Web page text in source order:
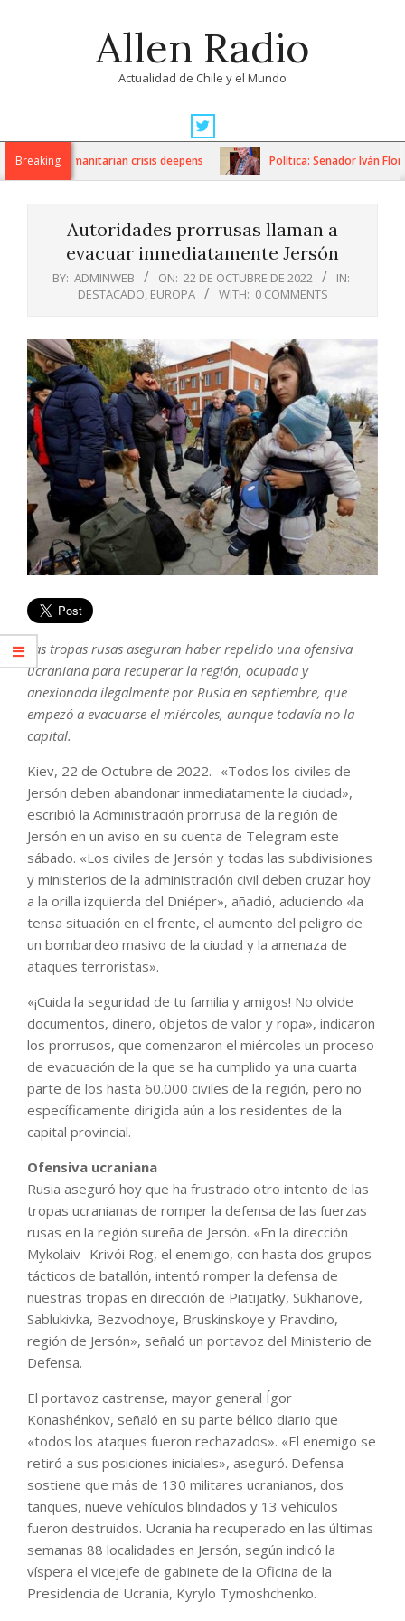
Allen Radio
Actualidad de Chile y el Mundo
Navigation
MenuBreaking
as humanitarian crisis deepens Política: Senador Iván
Autoridades prorrusas llaman a
evacuar inmediatamente Jersón
BY: ADMINWEB ON: 22 DE OCTUBRE DE 2022
IN:
DESTACADO, EUROPA WITH: 0 COMMENTS
Las tropas rusas aseguran haber repelido una ofensiva
ucraniana para recuperar la región, ocupada y
anexionada ilegalmente por Rusia en septiembre, que
empezó a evacuarse el miércoles, aunque todavía no la
capital.
Kiev, 22 de Octubre de 2022.- «Todos los civiles de
Jersón deben abandonar inmediatamente la ciudad»,
escribió la Administración prorrusa de la región de
Jersón en un aviso en su cuenta de Telegram este
sábado. «Los civiles de Jersón y todas las subdivisiones
y ministerios de la administración civil deben cruzar hoy
a la orilla izquierda del Dniéper», añadió, aduciendo «la
tensa situación en el frente, el aumento del peligro de
un bombardeo masivo de la ciudad y la amenaza de
ataques terroristas».
«¡Cuida la seguridad de tu familia y amigos! No olvide
documentos, dinero, objetos de valor y ropa», indicaron
los prorrusos, que comenzaron el miércoles un proceso
de evacuación de la que se ha cumplido ya una cuarta
parte de los hasta 60.000 civiles de la región, pero no
específicamente dirigida aún a los residentes de la
capital provincial.
Ofensiva ucraniana
Rusia aseguró hoy que ha frustrado otro intento de las
tropas ucranianas de romper la defensa de las fuerzas
rusas en la región sureña de Jersón. «En la dirección
Mykolaiv- Krivói Rog, el enemigo, con hasta dos grupos
tácticos de batallón, intentó romper la defensa de
nuestras tropas en dirección de Piatijatky, Sukhanove,
Sablukivka, Bezvodnoye, Bruskinskoye y Pravdino,
región de Jersón», señaló un portavoz del Ministerio de
Defensa.
El portavoz castrense, mayor general Ígor
Konashénkov, señaló en su parte bélico diario que
«todos los ataques fueron rechazados». «El enemigo se
retiró a sus posiciones iniciales», aseguró. Defensa
sostiene que más de 130 militares ucranianos, dos
tanques, nueve vehículos blindados y 13 vehículos
fueron destruidos. Ucrania ha recuperado en las últimas
semanas 88 localidades en Jersón, según indicó la
víspera el vicejefe de gabinete de la Oficina de la
Presidencia de Ucrania, Kyrylo Tymoshchenko.